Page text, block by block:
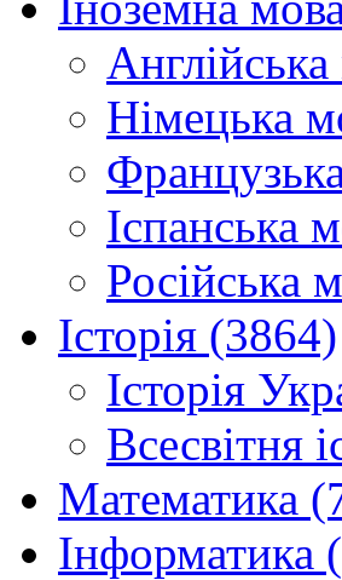
Німецька
Іспанська
Російська
Історія (3864)
Історія
Всесвітня
Математика
Інформатика